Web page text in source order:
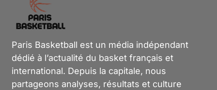
Paris Basketball est un média indépendant
dédié à l’actualité du basket français et
international. Depuis la capitale, nous
partageons analyses, résultats et culture